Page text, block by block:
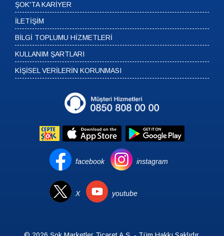
ŞOK'TA KARİYER
İLETİŞİM
BİLGİ TOPLUMU HİZMETLERİ
KULLANIM ŞARTLARI
KİŞİSEL VERİLERİN KORUNMASI
facebook instagram
X youtube